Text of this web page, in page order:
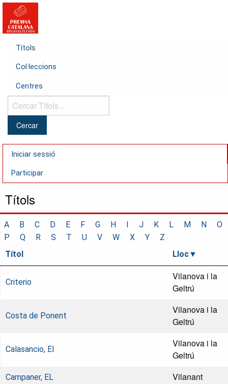
Títols
Col·leccions
Centres
Cercar
Títols...
Iniciar sessió
Participar
Títols
A B C D E F G H I J K L M N
O
P
Q R S T U V W X Y
Z
Títol
Lloc
Criterio
Vilanova i la
Geltrú
Costa de Ponent
Vilanova i la
Geltrú
Calasancio, El
Vilanova i la
Geltrú
Campaner, EL Vilanant